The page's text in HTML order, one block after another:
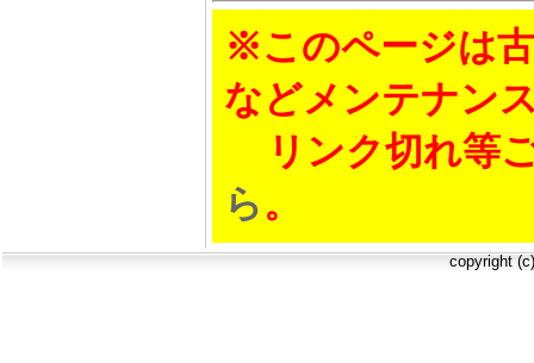
※このページは
などメンテナン
リンク切れ等
ら。
copyright